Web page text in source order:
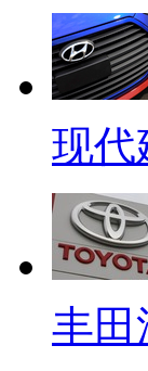
现代
丰田